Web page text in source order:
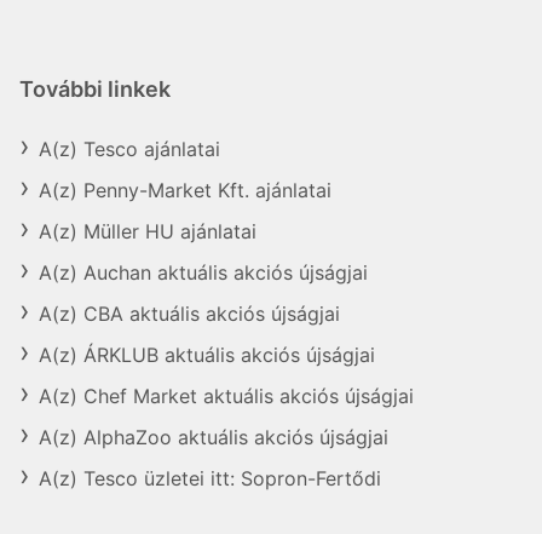
További linkek
A(z) Tesco ajánlatai
A(z) Penny-Market Kft. ajánlatai
A(z) Müller HU ajánlatai
A(z) Auchan aktuális akciós újságjai
A(z) CBA aktuális akciós újságjai
A(z) ÁRKLUB aktuális akciós újságjai
A(z) Chef Market aktuális akciós újságjai
A(z) AlphaZoo aktuális akciós újságjai
A(z) Tesco üzletei itt: Sopron-Fertődi